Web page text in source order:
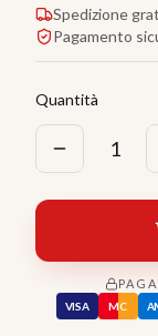
Spedizione
Pagamento
Quantità
1
VISA MC